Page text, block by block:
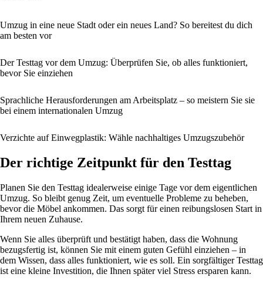
Umzug in eine neue Stadt oder ein neues Land? So bereitest du dich
am besten vor
Der Testtag vor dem Umzug: Überprüfen Sie, ob alles funktioniert,
bevor Sie einziehen
Sprachliche Herausforderungen am Arbeitsplatz – so meistern Sie sie
bei einem internationalen Umzug
Verzichte auf Einwegplastik: Wähle nachhaltiges Umzugszubehör
Der richtige Zeitpunkt für den Testtag
Planen Sie den Testtag idealerweise einige Tage vor dem eigentlichen
Umzug. So bleibt genug Zeit, um eventuelle Probleme zu beheben,
bevor die Möbel ankommen. Das sorgt für einen reibungslosen Start in
Ihrem neuen Zuhause.
Wenn Sie alles überprüft und bestätigt haben, dass die Wohnung
bezugsfertig ist, können Sie mit einem guten Gefühl einziehen – in
dem Wissen, dass alles funktioniert, wie es soll. Ein sorgfältiger Testtag
ist eine kleine Investition, die Ihnen später viel Stress ersparen kann.